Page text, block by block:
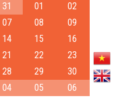
31 01
02
07 08
09
14 15
16
21 22
23
28 29
30
04 05 06